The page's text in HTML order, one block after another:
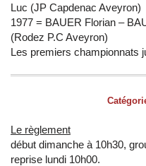
Luc (JP Capdenac Aveyron)
1977 = BAUER Florian –
(Rodez P.C Aveyron)
Les premiers championnats
Le règlement
début dimanche à 10h30,
reprise lundi 10h00.